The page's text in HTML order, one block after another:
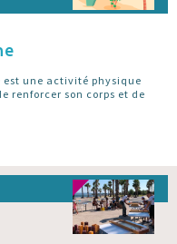
une activité physique
renforcer son corps et de